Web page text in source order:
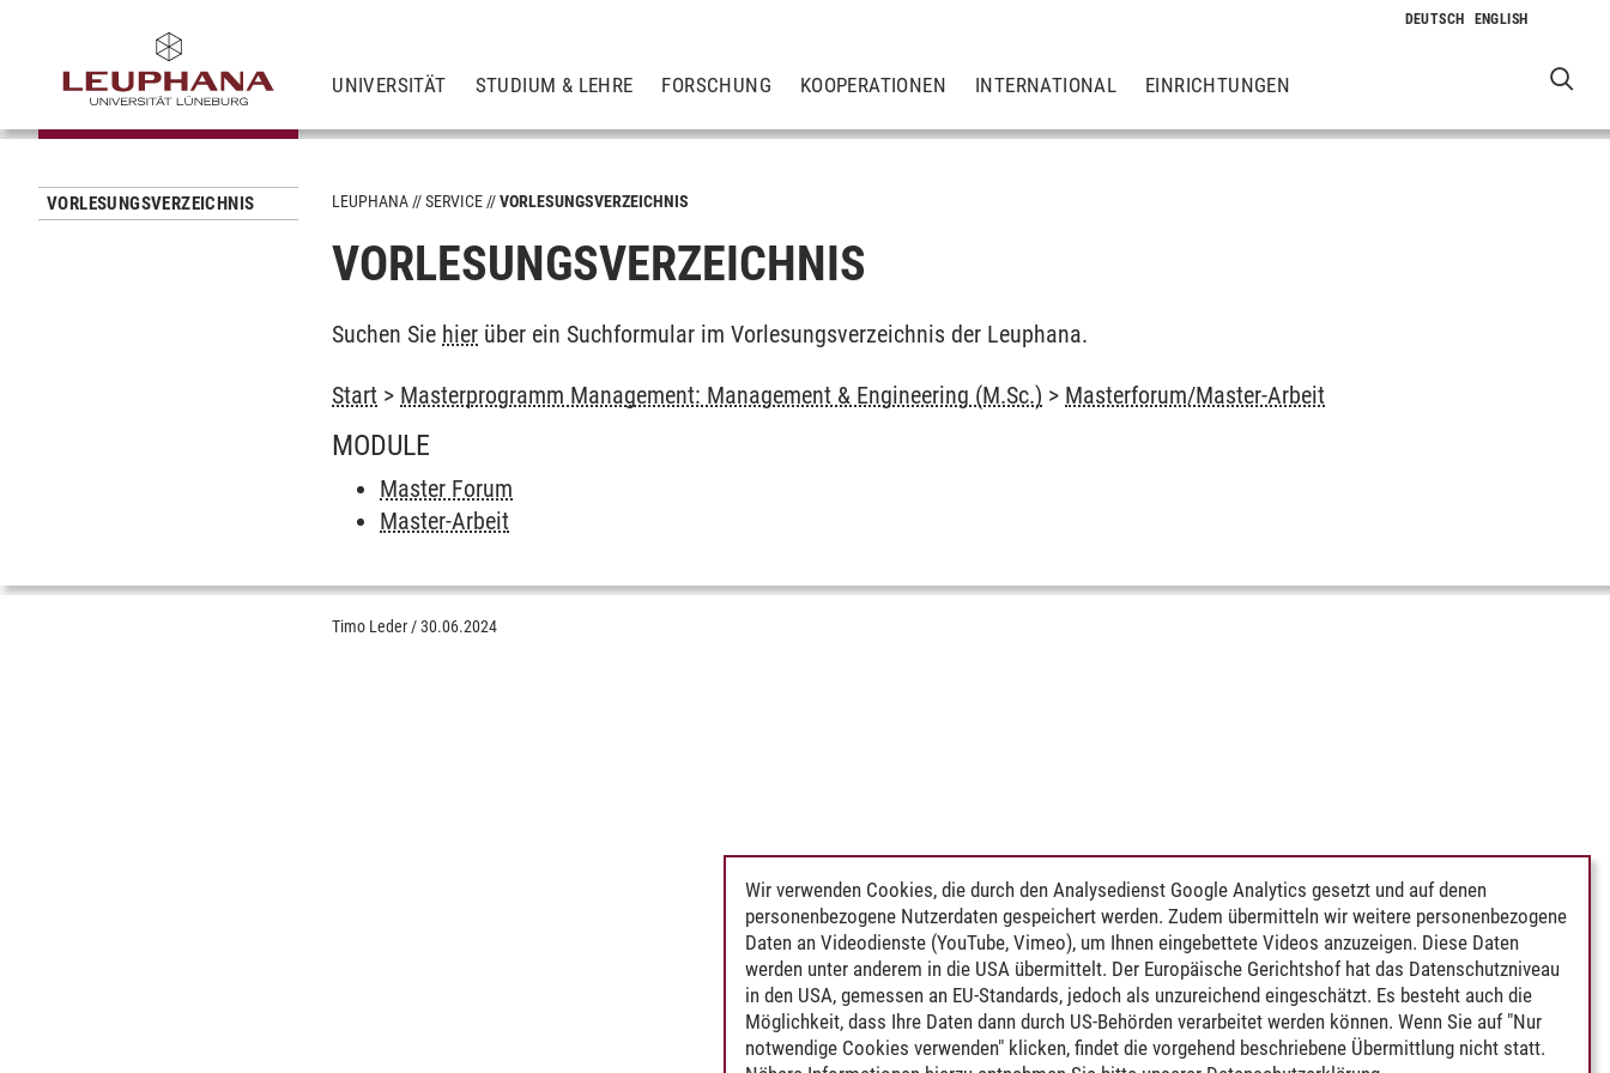
UNIVERSITÄT STUDIUM & LEHRE FORSCHUNG KOOPERATIONEN INTERNATIONAL EINRICHTUNGEN
VORLESUNGSVERZEICHNIS LEUPHANA SERVICE VORLESUNGSVERZEICHNIS
VORLESUNGSVERZEICHNIS
Suchen Sie hier über ein Suchformular im Vorlesungsverzeichnis der Leuphana.
Start > Masterprogramm Management: Management & Engineering (M.Sc.) > Masterforum/Master-Arbeit
MODULE
Master Forum
Master-Arbeit
Timo Leder /30.06.2024
Wir verwenden Cookies, die durch den Analysedienst Google Analytics gesetzt und auf denen
personenbezogene Nutzerdaten gespeichert werden. Zudem übermitteln wir weitere personenbezogene
Daten an Videodienste (YouTube, Vimeo), um Ihnen eingebettete Videos anzuzeigen. Diese Daten
werden unter anderem in die USA übermittelt. Der Europäische Gerichtshof hat das Datenschutzniveau
in den USA, gemessen an EU-Standards, jedoch als unzureichend eingeschätzt. Es besteht auch die
Möglichkeit, dass Ihre Daten dann durch US-Behörden verarbeitet werden können. Wenn Sie auf "Nur
notwendige Cookies verwenden" klicken, findet die vorgehend beschriebene Übermittlung nicht statt.